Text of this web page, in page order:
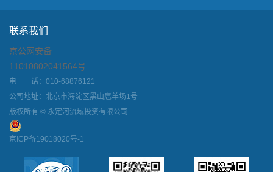
联系我们
京公网安备
11010802041564号
电 话：010-68876121
公司地址：北京市海淀区黑山扈羊场1号
版权所有 © 永定河流域投资有限公司
京ICP备19018020号-1